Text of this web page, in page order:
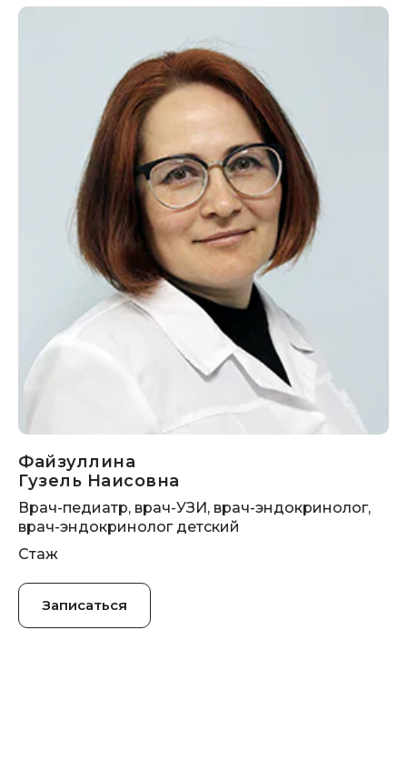
Файзуллина
Гузель Наисовна
Врач-педиатр, врач-УЗИ, врач-эндокринолог,
врач-эндокринолог детский
Стаж
Записаться